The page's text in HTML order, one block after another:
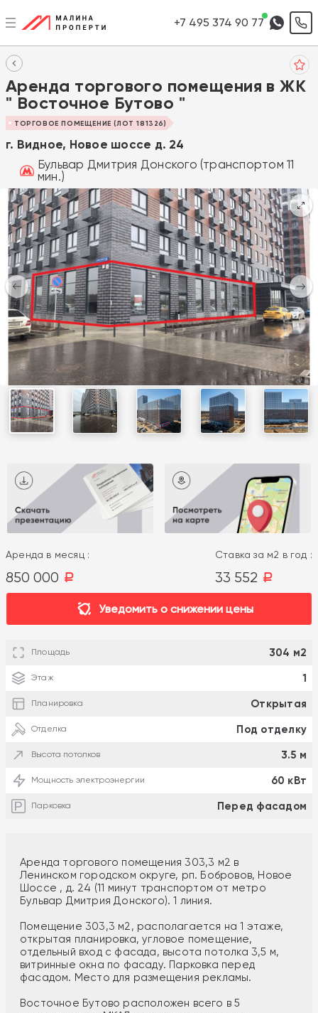
+7 495 374 90 77
Аренда торгового помещения в ЖК
" Восточное Бутово "
ТОРГОВОЕ ПОМЕЩЕНИЕ (ЛОТ 181326)
г. Видное, Новое шоссе д. 24
Бульвар Дмитрия Донского (транспортом 11
мин.)
Аренда в месяц :
850 000 a
Ставка за м2 в год :
33 552 a
Уведомить о снижении цены
Площадь 304 м2
Этаж 1
Планировка Открытая
Отделка Под отделку
Высота потолков 3.5 м
Мощность электроэнергии 60 кВт
Парковка Перед фасадом
Аренда торгового помещения 303,3 м2 в
Ленинском городском округе, рп. Бобровов, Новое
Шоссе , д. 24 (11 минут транспортом от метро
Бульвар Дмитрия Донского). 1 линия.
Помещение 303,3 м2, располагается на 1 этаже,
открытая планировка, угловое помещение,
отдельный вход с фасада, высота потолка 3,5 м,
витринные окна по фасаду. Парковка перед
фасадом. Место для размещения рекламы.
Восточное Бутово расположен всего в 5